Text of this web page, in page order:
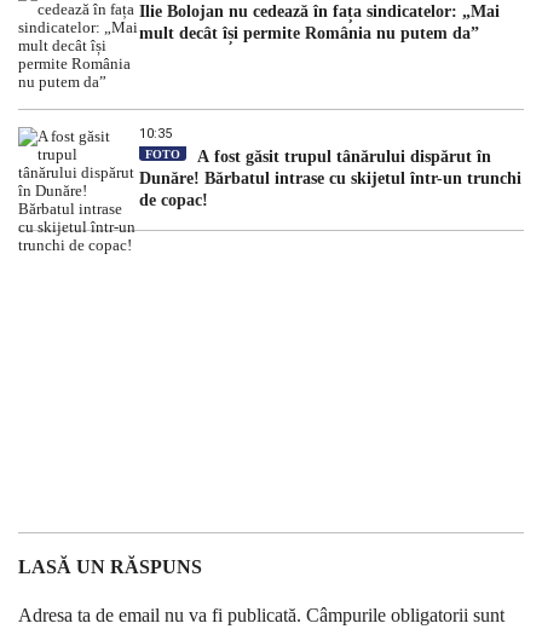
Ilie Bolojan nu cedează în fața sindicatelor: „Mai
mult decât își permite România nu putem da”
10:35
FOTO
A fost găsit trupul tânărului dispărut în
Dunăre! Bărbatul intrase cu skijetul într-un trunchi
de copac!
LASĂ UN RĂSPUNS
Adresa ta de email nu va fi publicată. Câmpurile obligatorii sunt